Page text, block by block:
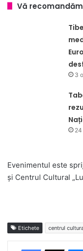
Vă
3
24
Evenimentul este
și Centrul Cultural
Etichete centrul